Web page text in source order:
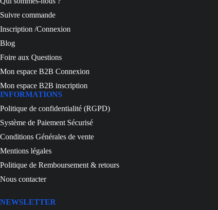
Suivre commande
Inscription /Connexion
Blog
Foire aux Questions
Mon espace B2B Connexion
Mon espace B2B inscription
INFORMATIONS
Politique de confidentialité (RGPD)
Système de Paiement Sécurisé
Conditions Générales de vente
Mentions légales
Politique de Remboursement & retours
Nous contacter
NEWSLETTER